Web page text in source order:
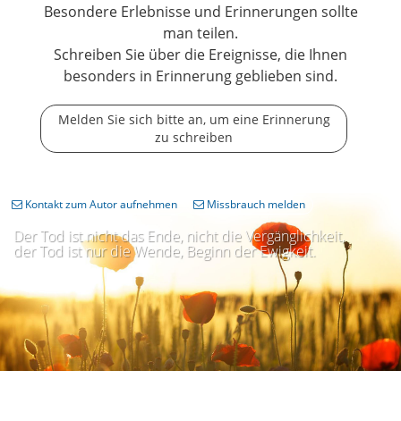
Besondere Erlebnisse und Erinnerungen sollte
man teilen.
Schreiben Sie über die Ereignisse, die Ihnen
besonders in Erinnerung geblieben sind.
Melden Sie sich bitte an, um eine Erinnerung
zu schreiben
Der Tod ist nicht das Ende, nicht die Vergänglichkeit,
der Tod ist nur die Wende, Beginn der Ewigkeit.
Kontakt zum Autor aufnehmen Missbrauch melden